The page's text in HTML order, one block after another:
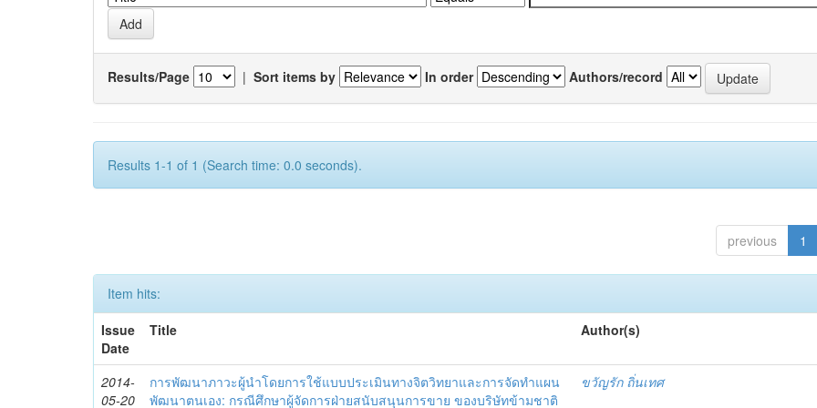
Results/Page | Sort items by In order Authors/record
Results 1-1 of 1 (Search time: 0.0 seconds).
previous 1
Item hits:
Issue
Date
Title Author(s)
2014-
05-20
การพัฒนาภาวะผู้นำโดยการใช้แบบประเมินทางจิตวิทยาและการจัดทำแผน
พัฒนาตนเอง: กรณีศึกษาผู้จัดการฝ่ายสนับสนุนการขาย ของบริษัทข้ามชาติ
ขวัญรัก ถิ่นเทศ